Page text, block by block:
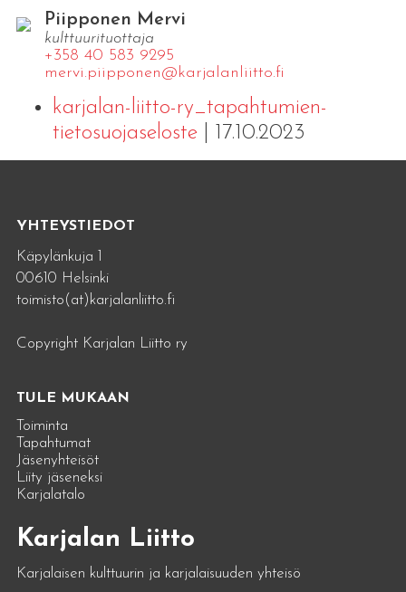
Piipponen Mervi
kulttuurituottaja
+358 40 583 9295
mervi.​piipponen@​kar​jala​nlii​tto.​fi
karjalan-liitto-ry_tapahtumien-
tietosuojaseloste| 17.10.2023
YHTEYSTIEDOT
Käpylänkuja 1
00610 Helsinki
toimisto(at)karjalanliitto.fi
Copyright Karjalan Liitto ry
TULE MUKAAN
Toiminta
Tapahtumat
Jäsenyhteisöt
Liity jäseneksi
Karjalatalo
Karjalan Liitto
Karjalaisen kulttuurin ja karjalaisuuden yhteisö